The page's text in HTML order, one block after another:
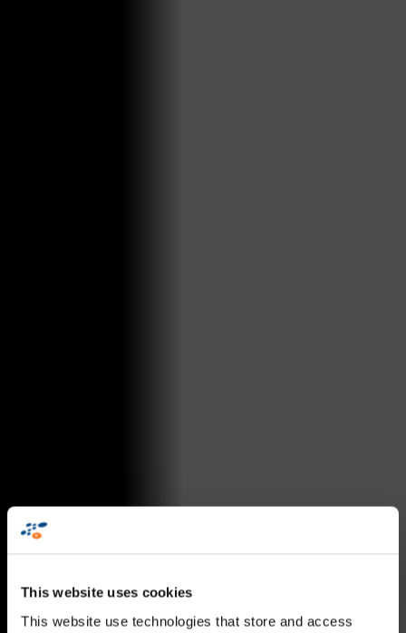
This website uses cookies
This website use technologies that store and access